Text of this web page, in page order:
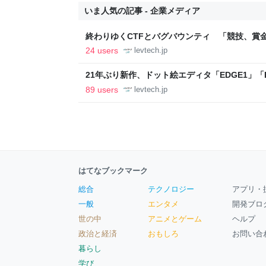
いま人気の記事 - 企業メディア
終わりゆくCTFとバグバウンティ 「競技、賞
ること【フォーカス】 - レバテックLAB
24 users levtech.jp
21年ぶり新作、ドット絵エディタ「EDGE1」
ついて作者に聞く【フォーカス】 - レバテック
89 users levtech.jp
はてなブックマーク
総合
一般
世の中
政治と経済
暮らし
学び
テクノロジー
エンタメ
アニメとゲーム
おもしろ
アプリ・
開発ブロ
ヘルプ
お問い合